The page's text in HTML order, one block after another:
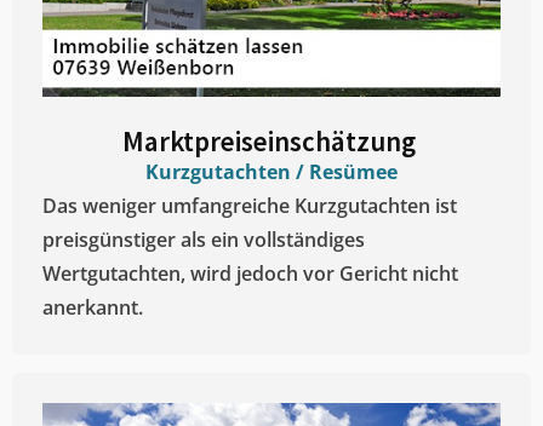
Marktpreiseinschätzung ​
Kurzgutachten / Resümee
Das weniger umfangreiche Kurzgutachten ist
preisgünstiger als ein vollständiges
Wertgutachten, wird jedoch vor Gericht nicht
anerkannt.